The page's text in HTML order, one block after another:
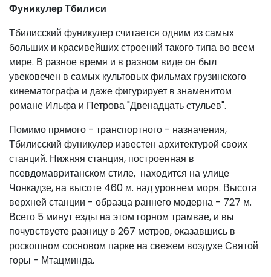
Фуникулер Тбилиси
Тбилисский фуникулер считается одним из самых
больших и красивейших строений такого типа во всем
мире. В разное время и в разном виде он был
увековечен в самых культовых фильмах грузинского
кинематографа и даже фигурирует в знаменитом
романе Ильфа и Петрова "Двенадцать стульев".
Помимо прямого - транспортного - назначения,
Тбилисский фуникулер известен архитектурой своих
станций. Нижняя станция, построенная в
псевдомавританском стиле, находится на улице
Чонкадзе, на высоте 460 м. над уровнем моря. Высота
верхней станции - образца раннего модерна - 727 м.
Всего 5 минут езды на этом горном трамвае, и вы
почувствуете разницу в 267 метров, оказавшись в
роскошном сосновом парке на свежем воздухе Святой
горы - Мтацминда.